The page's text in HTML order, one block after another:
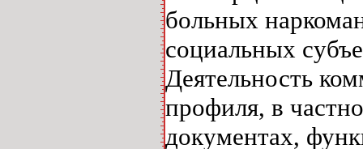
больных
социальных
Деятельность
профиля, в
документах,